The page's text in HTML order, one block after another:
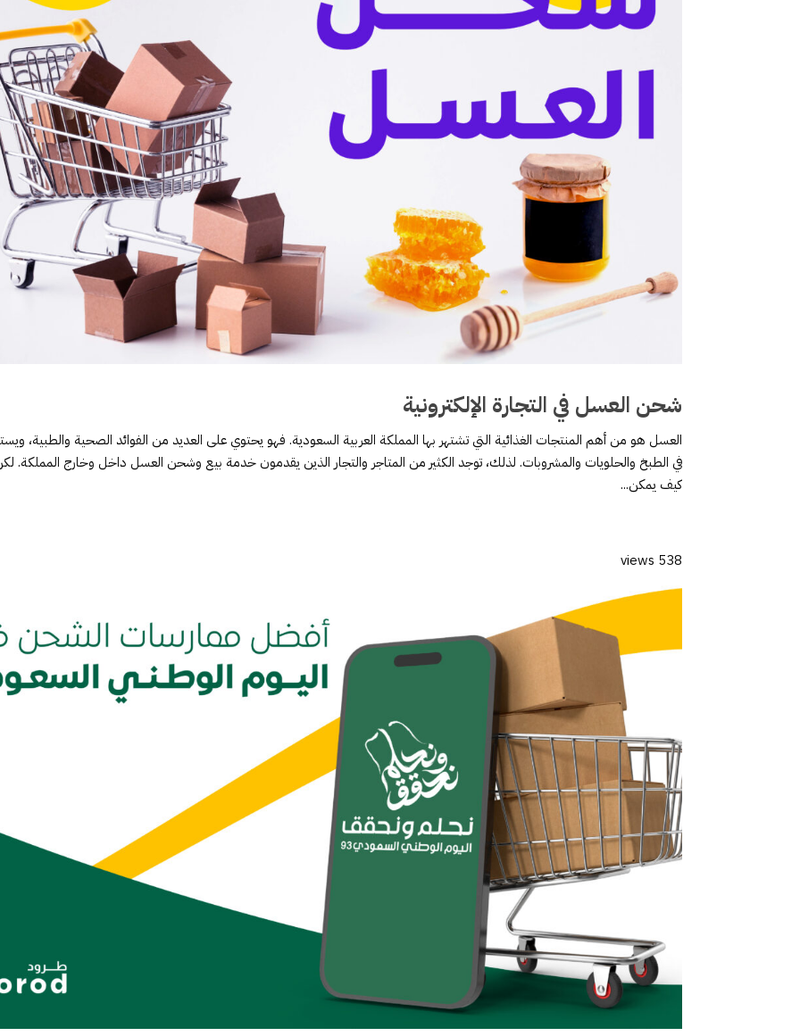
شحن العسل في التجارة الإلكترونية
العسل هو من أهم المنتجات الغذائية التي تشتهر بها المملكة العربية السعودية. فهو يحتوي على العديد من الفوائد الصحية والطبية،
في الطبخ والحلويات والمشروبات. لذلك، توجد الكثير من المتاجر والتجار الذين يقدمون خدمة بيع وشحن العسل داخل وخارج المملكة.
كيف يمكن...
538 views